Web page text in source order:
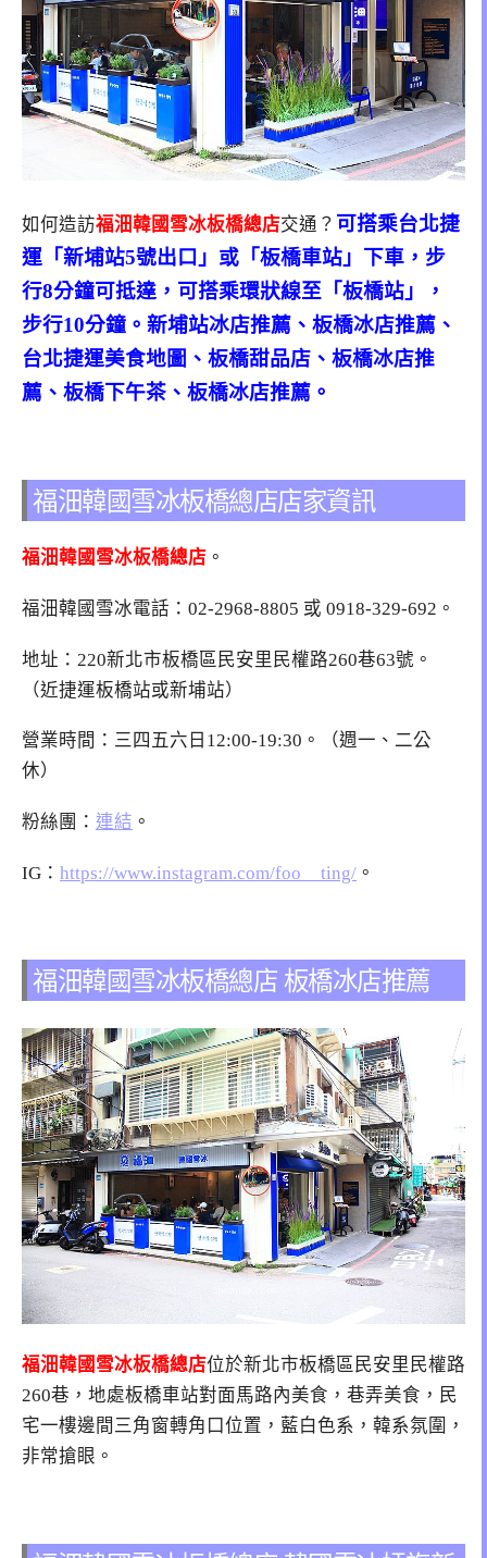
如何造訪福沺韓國雪冰板橋總店交通？ 可搭乘台北捷
運「新埔站5號出口」或「板橋車站」下車，步
行8分鐘可抵達，可搭乘環狀線至「板橋站」，
步行10分鐘。新埔站冰店推薦、板橋冰店推薦、
台北捷運美食地圖、板橋甜品店、板橋冰店推
薦、板橋下午茶、板橋冰店推薦。
福沺韓國雪冰板橋總店店家資訊
福沺韓國雪冰板橋總店 。
福沺韓國雪冰電話：02-2968-8805 或 0918-329-692。
地址：220新北市板橋區民安里民權路260巷63號。
（近捷運板橋站或新埔站）
營業時間：三四五六日12:00-19:30。（週一、二公
休）
粉絲團： 連結 。
IG： https://www.instagram.com/foo__ting/ 。
福沺韓國雪冰板橋總店 板橋冰店推薦
福沺韓國雪冰板橋總店位於新北市板橋區民安里民權路
260巷，地處板橋車站對面馬路內美食，巷弄美食，民
宅一樓邊間三角窗轉角口位置，藍白色系，韓系氛圍，
非常搶眼。